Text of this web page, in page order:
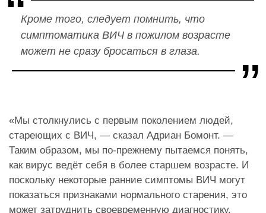
Кроме того, следует помнить, что
симптоматика ВИЧ в пожилом возрасте
может не сразу бросаться в глаза.
«Мы столкнулись с первым поколением людей,
стареющих с ВИЧ, — сказал Адриан Бомонт. —
Таким образом, мы по-прежнему пытаемся понять,
как вирус ведёт себя в более старшем возрасте. И
поскольку некоторые ранние симптомы ВИЧ могут
показаться признаками нормального старения, это
может затруднить своевременную диагностику.